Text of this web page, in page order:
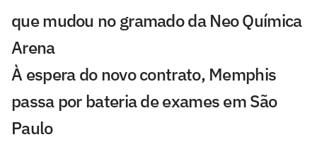
que mudou no gramado da Neo Química
Arena
À espera do novo contrato, Memphis
passa por bateria de exames em São
Paulo